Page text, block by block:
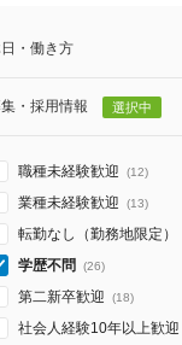
・働き方
・採用情報 選択中
職種未経験歓迎 (12)
業種未経験歓迎 (13)
転勤なし（勤務地限定）
学歴不問 (26)
第二新卒歓迎 (18)
社会人経験10年以上歓迎